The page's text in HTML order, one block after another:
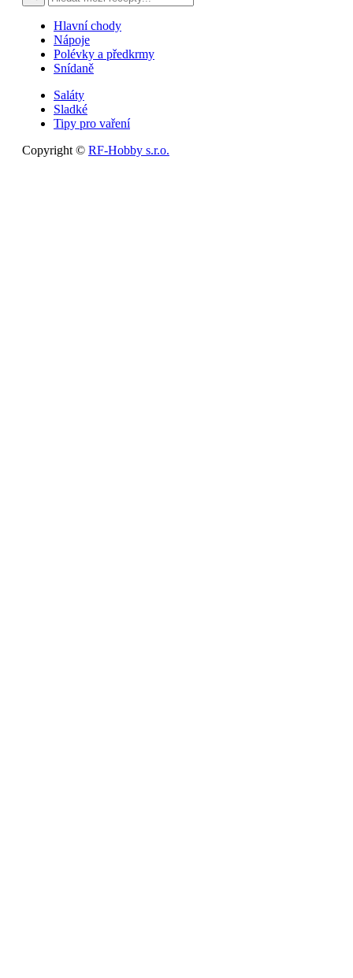
Hlavní chody
Nápoje
Polévky a předkrmy
Snídaně
Saláty
Sladké
Tipy pro vaření
Copyright © RF-Hobby s.r.o.